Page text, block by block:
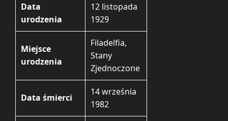
Data
urodzenia
12 listopada
1929
Miejsce
urodzenia
Filadelfia,
Stany
Zjednoczone
Data śmierci
14 września
1982